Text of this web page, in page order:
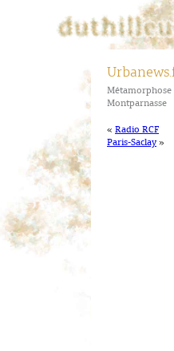
Métamorphose
Montparnasse
« Radio RCF
Paris-Saclay »